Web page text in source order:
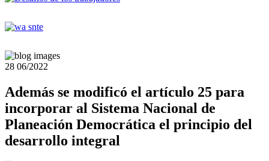
28 06/2022
Además se modificó el artículo 25 para
incorporar al Sistema Nacional de
Planeación Democrática el principio del
desarrollo integral